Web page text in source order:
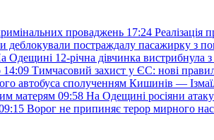
проваджень 17:24 Реалізація
постраждалу пасажирку з
Одещині 12-річна дівчинка вистрибнула
14:09 Тимчасовий захист у ЄС: нові
автобуса сполученням Кишинів —
матерям 09:58 На Одещині росіяни
Ворог не припиняє терор мирного